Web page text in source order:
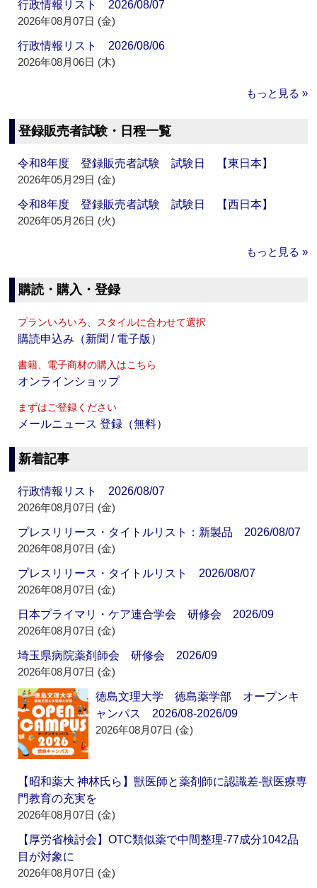
行政情報リスト 2026/08/07
2026年08月07日 (金)
行政情報リスト 2026/08/06
2026年08月06日 (木)
もっと見る »
登録販売者試験・日程一覧
令和8年度 登録販売者試験 試験日 【東日本】
2026年05月29日 (金)
令和8年度 登録販売者試験 試験日 【西日本】
2026年05月26日 (火)
もっと見る »
購読・購入・登録
プランいろいろ、スタイルに合わせて選択
購読申込み（新聞 / 電子版）
書籍、電子商材の購入はこちら
オンラインショップ
まずはご登録ください
メールニュース 登録（無料）
新着記事
行政情報リスト 2026/08/07
2026年08月07日 (金)
プレスリリース・タイトルリスト：新製品 2026/08/07
2026年08月07日 (金)
プレスリリース・タイトルリスト 2026/08/07
2026年08月07日 (金)
日本プライマリ・ケア連合学会 研修会 2026/09
2026年08月07日 (金)
埼玉県病院薬剤師会 研修会 2026/09
2026年08月07日 (金)
徳島文理大学 徳島薬学部 オープンキ
ャンパス 2026/08-2026/09
2026年08月07日 (金)
【昭和薬大 神林氏ら】獣医師と薬剤師に認識差‐獣医療専
門教育の充実を
2026年08月07日 (金)
【厚労省検討会】OTC類似薬で中間整理‐77成分1042品
目が対象に
2026年08月07日 (金)